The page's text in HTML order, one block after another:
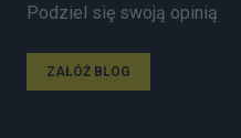
Podziel się swoją opinią
ZAŁÓŻ BLOG